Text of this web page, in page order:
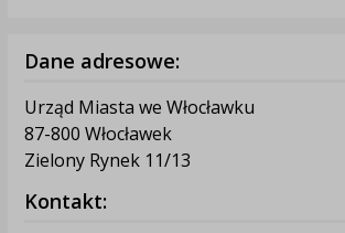
Dane adresowe:
Urząd Miasta we Włocławku
87-800 Włocławek
Zielony Rynek 11/13
Kontakt: